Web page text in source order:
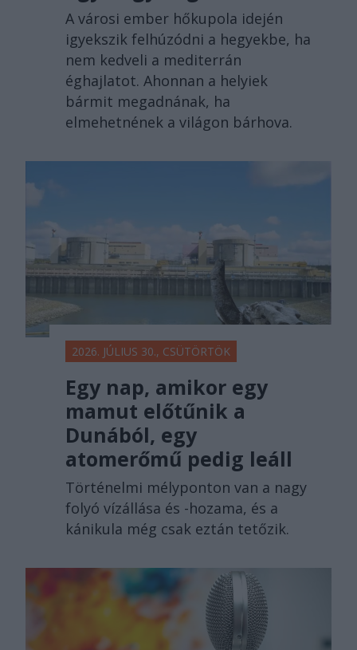
A városi ember hőkupola idején
igyekszik felhúzódni a hegyekbe, ha
nem kedveli a mediterrán
éghajlatot. Ahonnan a helyiek
bármit megadnának, ha
elmehetnének a világon bárhova.
2026. JÚLIUS 30., CSÜTÖRTÖK
Egy nap, amikor egy
mamut előtűnik a
Dunából, egy
atomerőmű pedig leáll
Történelmi mélyponton van a nagy
folyó vízállása és -hozama, és a
kánikula még csak eztán tetőzik.